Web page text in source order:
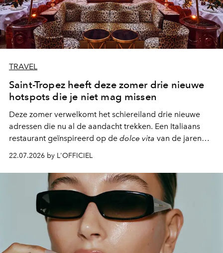
TRAVEL
Saint-Tropez heeft deze zomer drie nieuwe
hotspots die je niet mag missen
Deze zomer verwelkomt het schiereiland drie nieuwe
adressen die nu al de aandacht trekken. Een Italiaans
restaurant geïnspireerd op de dolce vita van de jaren
zestig, een Japanse hotspot die na zonsondergang
verandert in een bruisende ontmoetingsplek en de
legendarische Parijse club Raspoutine die eindelijk
neerstrijkt in Saint-Tropez. Dit zijn de nieuwe adressen
die deze zomer de toon zetten, van lange lunches tot
zwoele nachten.
22.07.2026 by L'OFFICIEL